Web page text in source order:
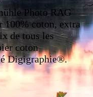
Photo RAG
100% coton, extra
de tous les
coton
Digigraphie®.